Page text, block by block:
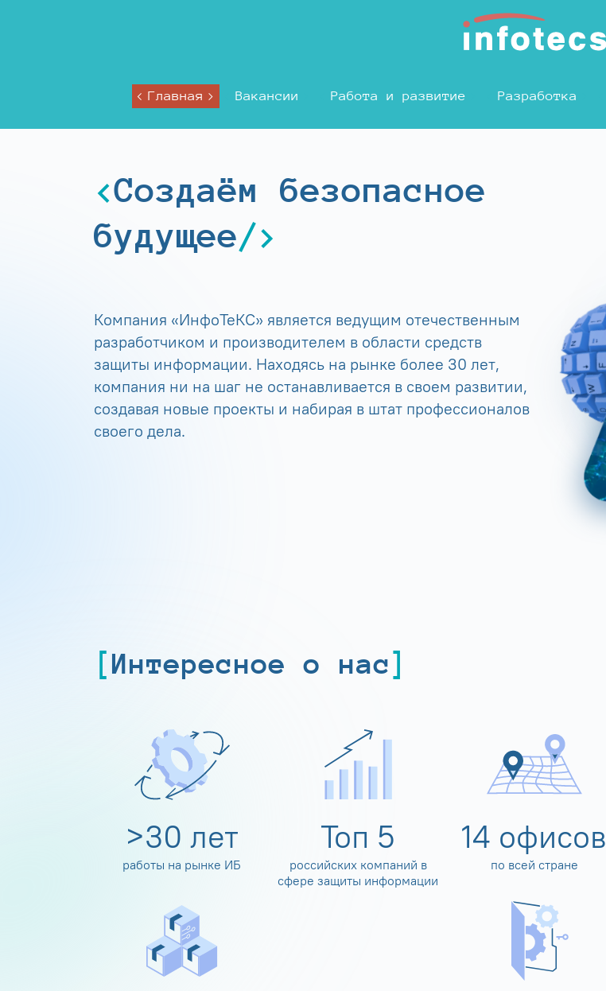
Главная Вакансии Работа и развитие Разработка
Создаём безопасное
будущее
Компания «ИнфоТеКС» является ведущим отечественным
разработчиком и производителем в области средств
защиты информации. Находясь на рынке более 30 лет,
компания ни на шаг не останавливается в своем развитии,
создавая новые проекты и набирая в штат профессионалов
своего дела.
Интересное о нас
>30 лет
работы на рынке ИБ
Топ 5
российских компаний в
сфере защиты информации
14 офисов
по всей стране